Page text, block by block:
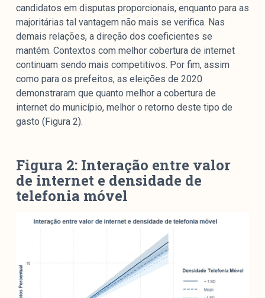
candidatos em disputas proporcionais, enquanto para as
majoritárias tal vantagem não mais se verifica. Nas
demais relações, a direção dos coeficientes se
mantém. Contextos com melhor cobertura de internet
continuam sendo mais competitivos. Por fim, assim
como para os prefeitos, as eleições de 2020
demonstraram que quanto melhor a cobertura de
internet do município, melhor o retorno deste tipo de
gasto (Figura 2).
Figura 2: Interação entre valor
de internet e densidade de
telefonia móvel